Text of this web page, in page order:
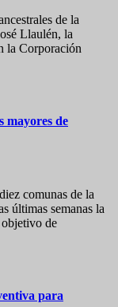
de la
Llaulén, la
la Corporación
mayores de
comunas de la
últimas semanas la
de
para